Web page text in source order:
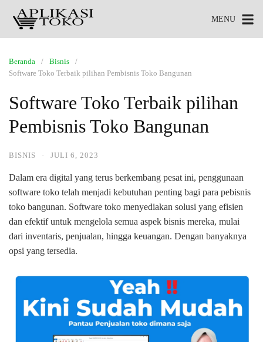
MENU
Beranda
Bisnis
Software Toko Terbaik pilihan Pembisnis Toko Bangunan
Software Toko Terbaik pilihan
Pembisnis Toko Bangunan
BISNIS · JULI 6, 2023
Dalam era digital yang terus berkembang pesat ini, penggunaan
software toko telah menjadi kebutuhan penting bagi para pebisnis
toko bangunan. Software toko menyediakan solusi yang efisien
dan efektif untuk mengelola semua aspek bisnis mereka, mulai
dari inventaris, penjualan, hingga keuangan. Dengan banyaknya
opsi yang tersedia.